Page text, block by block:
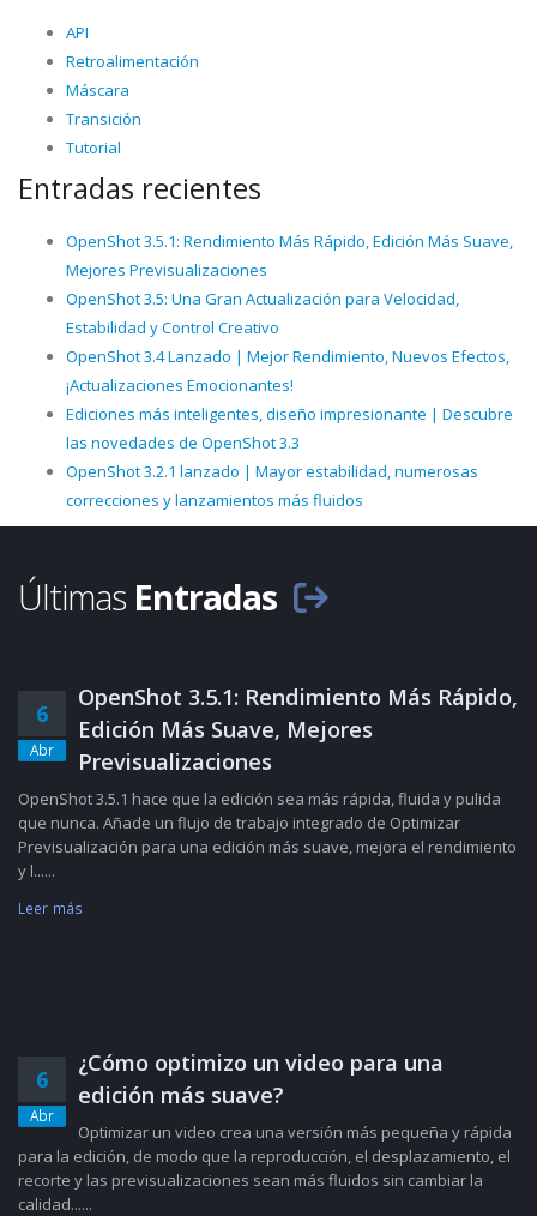
API
Retroalimentación
Máscara
Transición
Tutorial
Entradas recientes
OpenShot 3.5.1: Rendimiento Más Rápido, Edición Más Suave,
Mejores Previsualizaciones
OpenShot 3.5: Una Gran Actualización para Velocidad,
Estabilidad y Control Creativo
OpenShot 3.4 Lanzado | Mejor Rendimiento, Nuevos Efectos,
¡Actualizaciones Emocionantes!
Ediciones más inteligentes, diseño impresionante | Descubre
las novedades de OpenShot 3.3
OpenShot 3.2.1 lanzado | Mayor estabilidad, numerosas
correcciones y lanzamientos más fluidos
Últimas Entradas
6
Abr
OpenShot 3.5.1: Rendimiento Más Rápido,
Edición Más Suave, Mejores
Previsualizaciones
OpenShot 3.5.1 hace que la edición sea más rápida, fluida y pulida
que nunca. Añade un flujo de trabajo integrado de Optimizar
Previsualización para una edición más suave, mejora el rendimiento
y l......
Leer más
6
Abr
¿Cómo optimizo un video para una
edición más suave?
Optimizar un video crea una versión más pequeña y rápida
para la edición, de modo que la reproducción, el desplazamiento, el
recorte y las previsualizaciones sean más fluidos sin cambiar la
calidad......